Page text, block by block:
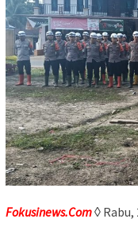
Fokusinews.Com◊ Rabu,